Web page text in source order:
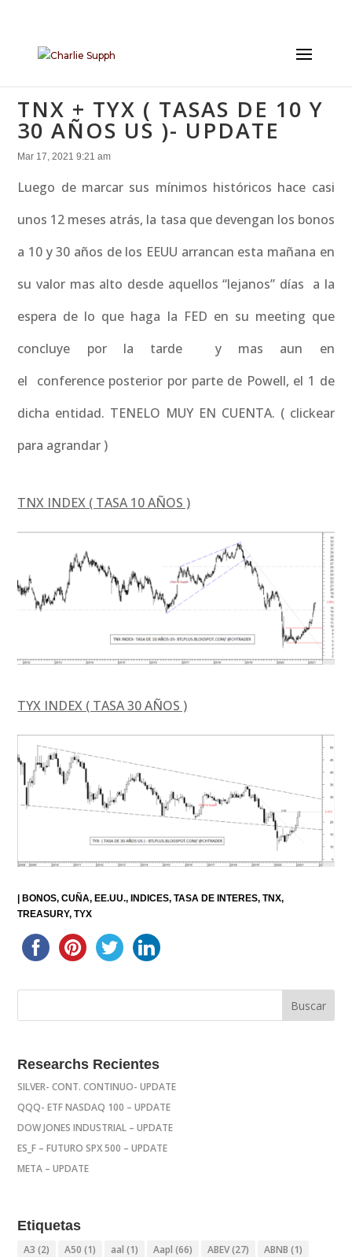
TNX + TYX ( TASAS DE 10 Y
30 AÑOS US )- UPDATE
Mar 17, 2021 9:21 am
Luego de marcar sus mínimos históricos hace casi
unos 12 meses atrás, la tasa que devengan los bonos
a 10 y 30 años de los EEUU arrancan esta mañana en
su valor mas alto desde aquellos “lejanos” días a la
espera de lo que haga la FED en su meeting que
concluye por la tarde y mas aun en
el conference posterior por parte de Powell, el 1 de
dicha entidad. TENELO MUY EN CUENTA. ( clickear
para agrandar )
TNX INDEX ( TASA 10 AÑOS )
TYX INDEX ( TASA 30 AÑOS )
|BONOS CUÑA EE.UU. INDICES TASA DE INTERES TNX
TREASURY TYX
Researchs Recientes
SILVER- CONT. CONTINUO- UPDATE
QQQ- ETF NASDAQ 100 – UPDATE
DOW JONES INDUSTRIAL – UPDATE
ES_F – FUTURO SPX 500 – UPDATE
META – UPDATE
Etiquetas
A3 (2) A50 (1) aal (1) Aapl (66) ABEV(27) ABNB (1)